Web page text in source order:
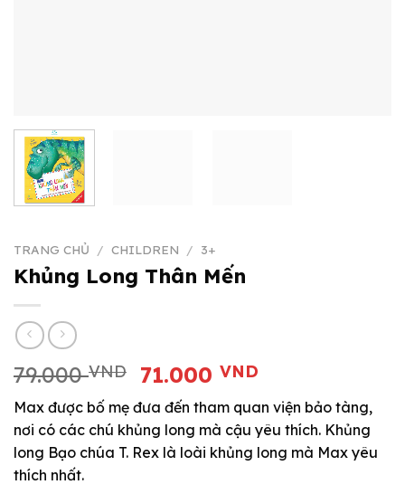
TRANG CHỦ / CHILDREN / 3+
Khủng Long Thân Mến
79.000VND
Giá
gốc
là:
79.000 VND.
71.000VND
hiện
tại
là:
71.000 VND.
Max được bố mẹ đưa đến tham quan viện bảo tàng,
nơi có các chú khủng long mà cậu yêu thích. Khủng
long Bạo chúa T. Rex là loài khủng long mà Max yêu
thích nhất.